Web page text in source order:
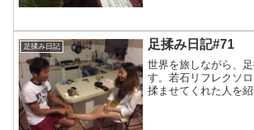
足揉み日記 足揉み日記#71
世界を旅しながら、
す。若石リフレクソロ
揉ませてくれた人を紹